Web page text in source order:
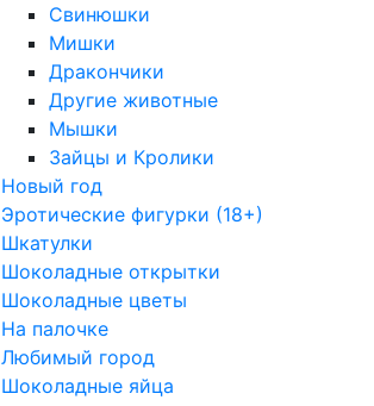
Свинюшки
Мишки
Дракончики
Другие животные
Мышки
Зайцы и Кролики
Новый год
Эротические фигурки (18+)
Шкатулки
Шоколадные открытки
Шоколадные цветы
На палочке
Любимый город
Шоколадные яйца